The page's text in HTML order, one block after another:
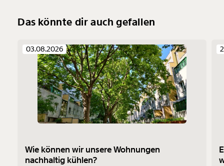
Das könnte dir auch gefallen
03.08.2026
Wie können wir unsere Wohnungen
nachhaltig kühlen?